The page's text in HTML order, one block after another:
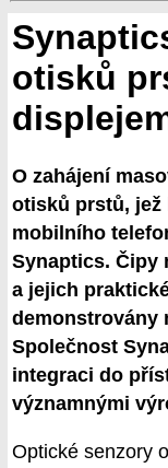
otisků
O zahájení
otisků prstů, jež
mobilního
Synaptics. Čipy
a jejich
demonstrovány
Společnost
integraci do
významnými
Optické senzory